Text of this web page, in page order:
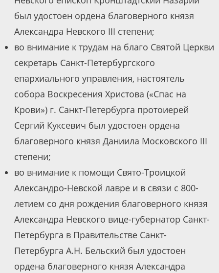
был удостоен ордена благоверного князя
Александра Невского III степени;
во внимание к трудам на благо Святой Церкви
секретарь Санкт-Петербургского
епархиального управления, настоятель
собора Воскресения Христова («Спас на
Крови») г. Санкт-Петербурга протоиерей
Сергий Куксевич был удостоен ордена
благоверного князя Даниила Московского III
степени;
во внимание к помощи Свято-Троицкой
Александро-Невской лавре и в связи с 800-
летием со дня рождения благоверного князя
Александра Невского вице-губернатор Санкт-
Петербурга в Правительстве Санкт-
Петербурга А.Н. Бельский был удостоен
ордена благоверного князя Александра